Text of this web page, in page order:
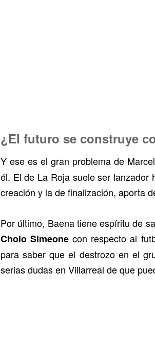
¿El futuro se construye
Y ese es el gran problema de
él. El de La Roja suele ser lanzador
creación y la de finalización, aporta
Por último, Baena tiene espíritu de
Cholo Simeone con respecto al
para saber que el destrozo en el
serias dudas en Villarreal de que